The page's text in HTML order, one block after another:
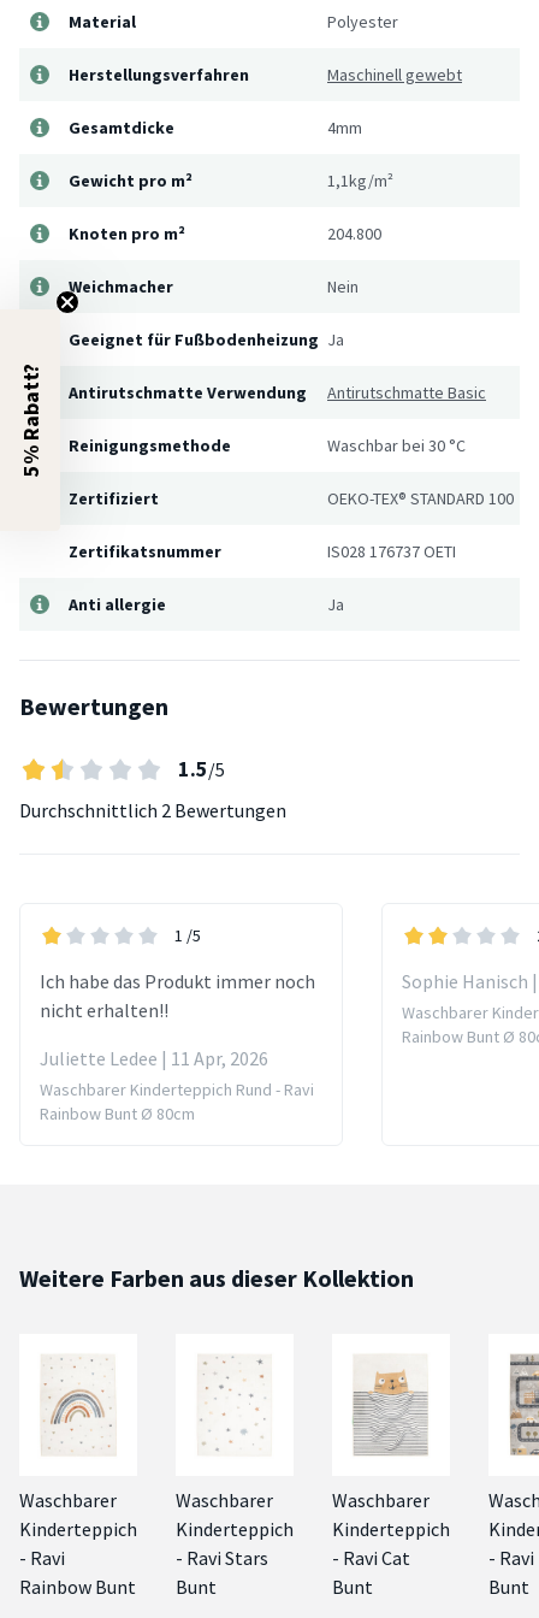
Material Polyester
Herstellungsverfahren Maschinell gewebt
Gesamtdicke 4mm
Gewicht pro m² 1,1kg/m²
Knoten pro m² 204.800
Weichmacher Nein
Geeignet für Fußbodenheizung Ja
Antirutschmatte Verwendung Antirutschmatte Basic
Reinigungsmethode Waschbar bei 30 °C
Zertifiziert OEKO-TEX® STANDARD 100
Zertifikatsnummer IS028 176737 OETI
Anti allergie Ja
Bewertungen
1.5/5
Durchschnittlich 2 Bewertungen
1 /5
Ich habe das Produkt immer noch
nicht erhalten!!
Juliette Ledee | 11 Apr, 2026
Waschbarer Kinderteppich Rund - Ravi
Rainbow Bunt Ø 80cm
Sophie Hanisch
Waschbarer
Rainbow Bunt Ø
Weitere Farben aus dieser Kollektion
Waschbarer
Kinderteppich
- Ravi
Rainbow Bunt
Waschbarer
Kinderteppich
- Ravi Stars
Bunt
Waschbarer
Kinderteppich
- Ravi Cat
Bunt
-
Bunt
5% Rabatt?